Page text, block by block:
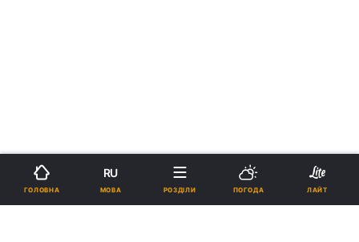
ГОЛОВНА
RU
МОВА РОЗДІЛИ ПОГОДА ЛАЙТ